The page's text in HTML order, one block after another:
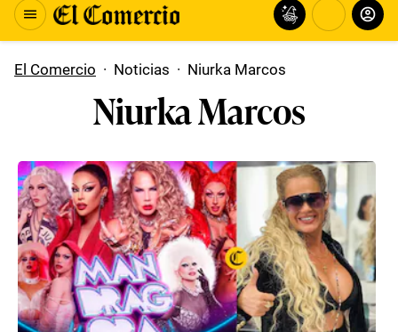
El Comercio · Noticias · Niurka Marcos
Niurka Marcos